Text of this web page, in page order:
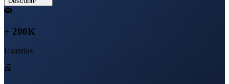
+ 200K
Usuarios